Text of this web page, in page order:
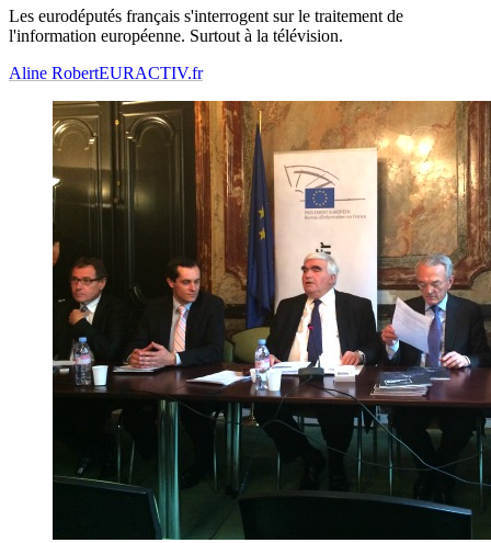
Les eurodéputés français s'interrogent sur le traitement de
l'information européenne. Surtout à la télévision.
Aline RobertEURACTIV.fr